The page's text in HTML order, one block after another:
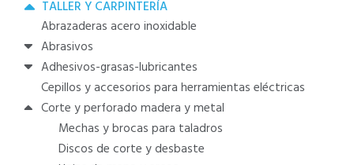
TALLER Y CARPINTERÍA
abrazaderas acero inoxidable
abrasivos
adhesivos-grasas-lubricantes
cepillos y accesorios para herramientas eléctricas
corte y perforado madera y metal
mechas y brocas para taladros
discos de corte y desbaste